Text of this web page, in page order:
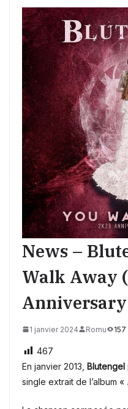
News –
Walk Away
1 janvier 2024 Romu
467
En janvier 2013, Blutengel
single extrait de l’album «